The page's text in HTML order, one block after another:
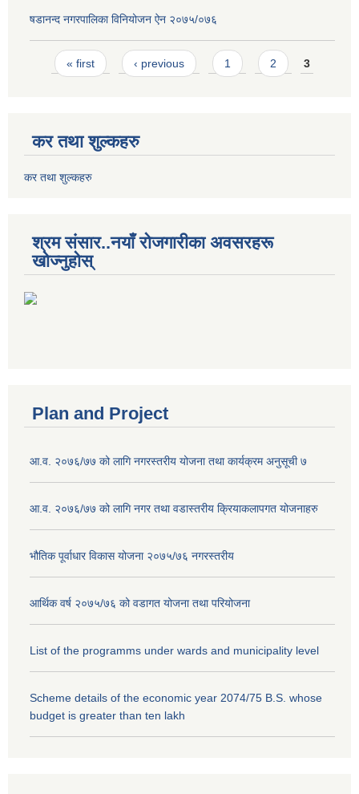
षडानन्द नगरपालिका विनियोजन ‌‌ऐन २०७५/०७६
Pages
« first ‹ previous 1 2 3
कर तथा शुल्कहरु
कर तथा शुल्कहरु
श्रम संसार..नयाँ रोजगारीका अवसरहरू
खोज्नुहोस्
Plan and Project
आ.व. २०७६/७७ को लागि नगरस्तरीय योजना तथा कार्यक्रम अनुसूची ७
आ.व. २०७६/७७ को लागि नगर तथा वडास्तरीय क्रियाकलापगत योजनाहरु
भौतिक पूर्वाधार विकास योजना २०७५/७६ नगरस्तरीय
आर्थिक वर्ष २०७५/७६ को वडागत योजना तथा परियोजना
List of the programms under wards and municipality level
Scheme details of the economic year 2074/75 B.S. whose
budget is greater than ten lakh